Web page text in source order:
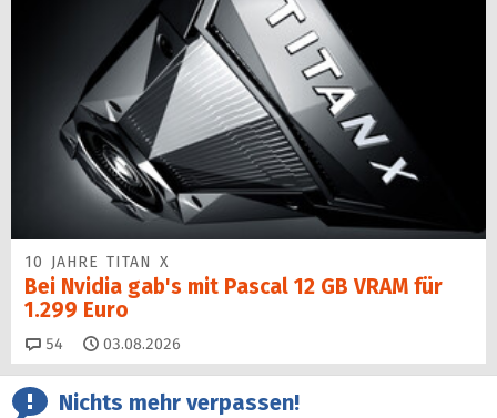
10 JAHRE TITAN X
Bei Nvidia gab's mit Pascal 12 GB VRAM für
1.299 Euro
54 Kommentare
03.08.2026
Nichts mehr verpassen!